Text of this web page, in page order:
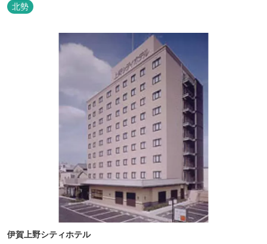
北勢
伊賀上野シティホテル